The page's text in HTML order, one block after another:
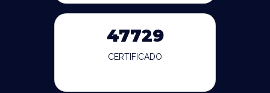
47729
CERTIFICADO